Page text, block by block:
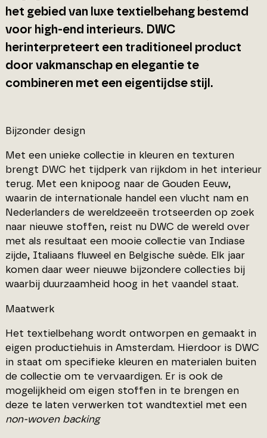
het gebied van luxe textielbehang bestemd
voor high-end interieurs. DWC
herinterpreteert een traditioneel product
door vakmanschap en elegantie te
combineren met een eigentijdse stijl.
Bijzonder design
Met een unieke collectie in kleuren en texturen
brengt DWC het tijdperk van rijkdom in het interieur
terug. Met een knipoog naar de Gouden Eeuw,
waarin de internationale handel een vlucht nam en
Nederlanders de wereldzeeën trotseerden op zoek
naar nieuwe stoffen, reist nu DWC de wereld over
met als resultaat een mooie collectie van Indiase
zijde, Italiaans fluweel en Belgische suède. Elk jaar
komen daar weer nieuwe bijzondere collecties bij
waarbij duurzaamheid hoog in het vaandel staat.
Maatwerk
Het textielbehang wordt ontworpen en gemaakt in
eigen productiehuis in Amsterdam. Hierdoor is DWC
in staat om specifieke kleuren en materialen buiten
de collectie om te vervaardigen. Er is ook de
mogelijkheid om eigen stoffen in te brengen en
deze te laten verwerken tot wandtextiel met een
non-woven backing